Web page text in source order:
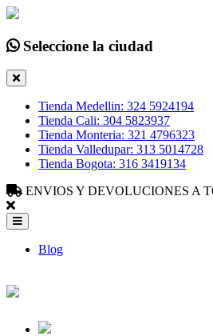
Seleccione la ciudad
Tienda Medellin: 324 5924194
Tienda Cali: 304 5823937
Tienda Monteria: 321 4796323
Tienda Valledupar: 313 5014728
Tienda Bogota: 316 3419134
ENVIOS Y DEVOLUCIONES A
Blog